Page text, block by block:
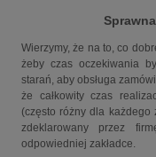
Wierzymy, że na to, co
żeby czas oczekiwania
starań, aby obsługa
że całkowity czas
(często różny dla każdego
zdeklarowany przez
odpowiedniej zakładce.